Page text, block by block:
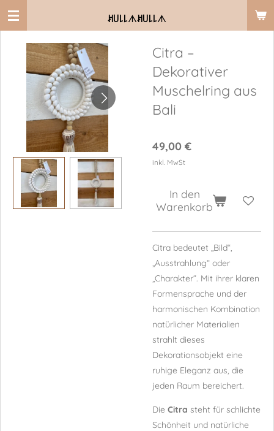
Zum
springen
ꎧ꒤꒒꒒ᗑꎧ꒤꒒꒒ᗑ
Citra –
Dekorativer
Muschelring aus
Bali
49,00 €
inkl. MwSt
In den
Warenkorb
Citra bedeutet „Bild“,
„Ausstrahlung“ oder
„Charakter“. Mit ihrer klaren
Formensprache und der
harmonischen Kombination
natürlicher Materialien
strahlt dieses
Dekorationsobjekt eine
ruhige Eleganz aus, die
jeden Raum bereichert.
Die Citra steht für schlichte
Schönheit und natürliche